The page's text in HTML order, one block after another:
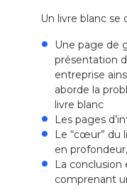
Un livre blanc se
Une page de
présentation
entreprise
aborde la
livre blanc
Les pages
Le “cœur” du
en
La
comprenant